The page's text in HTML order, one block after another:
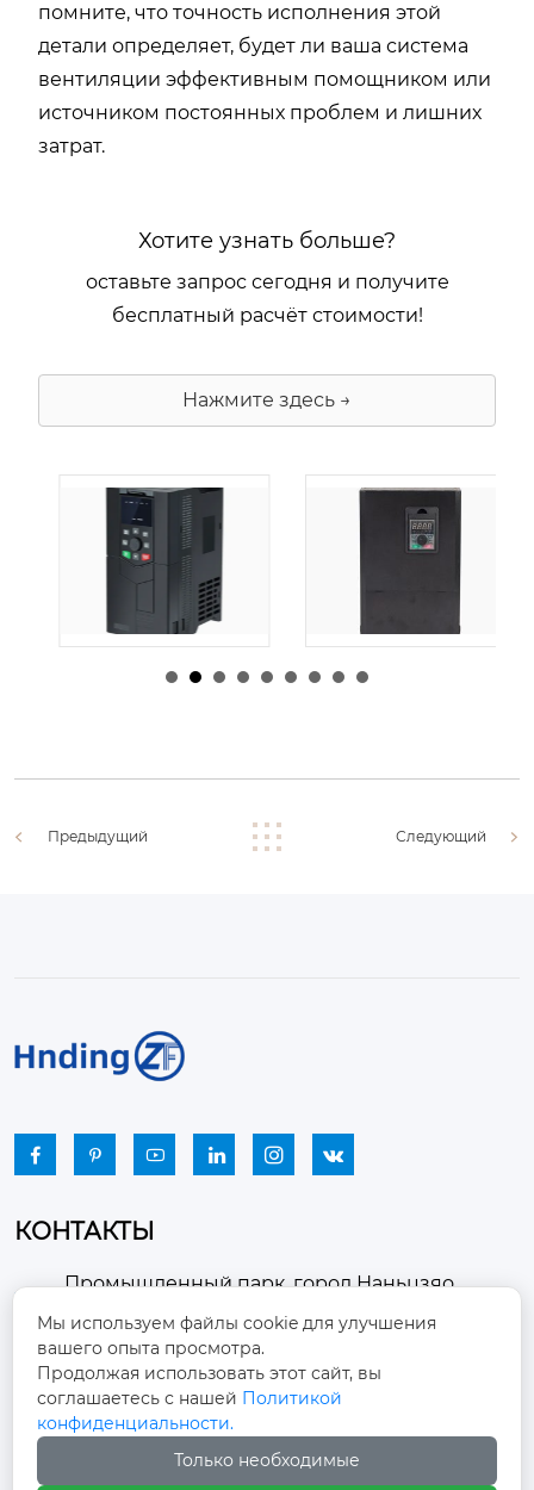
помните, что точность исполнения этой
детали определяет, будет ли ваша система
вентиляции эффективным помощником или
источником постоянных проблем и лишних
затрат.
Хотите узнать больше?
оставьте запрос сегодня и получите
бесплатный расчёт стоимости!
Нажмите здесь →
由admin |30 1 月,
由admin |29 1 月,
Предыдущий Следующий
     
КОНТАКТЫ

Промышленный парк, город Наньцзяо,
район Чжоуцунь, город Цзыбо, провинция
Шаньдун
 winston-xu@hengdingfan.com
+86-13806434669
Мы используем файлы cookie для улучшения
вашего опыта просмотра.
Продолжая использовать этот сайт, вы
соглашаетесь с нашей Политикой
конфиденциальности.
Только необходимые